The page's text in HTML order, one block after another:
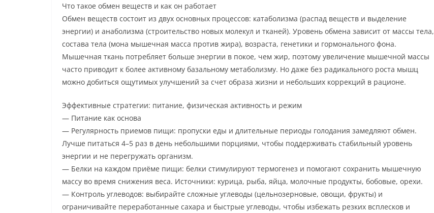
Что такое обмен веществ и как он работает
Обмен веществ состоит из двух основных процессов: катаболизма (распад веществ и выделение
энергии) и анаболизма (строительство новых молекул и тканей). Уровень обмена зависит от массы тела,
состава тела (мона мышечная масса против жира), возраста, генетики и гормонального фона.
Мышечная ткань потребляет больше энергии в покое, чем жир, поэтому увеличение мышечной массы
часто приводит к более активному базальному метаболизму. Но даже без радикального роста мышц
можно добиться ощутимых улучшений за счет образа жизни и небольших коррекций в рационе.
Эффективные стратегии: питание, физическая активность и режим
— Питание как основа
— Регулярность приемов пищи: пропуски еды и длительные периоды голодания замедляют обмен.
Лучше питаться 4–5 раз в день небольшими порциями, чтобы поддерживать стабильный уровень
энергии и не перегружать организм.
— Белки на каждом приёме пищи: белки стимулируют термогенез и помогают сохранить мышечную
массу во время снижения веса. Источники: курица, рыба, яйца, молочные продукты, бобовые, орехи.
— Контроль углеводов: выбирайте сложные углеводы (цельнозерновые, овощи, фрукты) и
ограничивайте переработанные сахара и быстрые углеводы, чтобы избежать резких всплесков и